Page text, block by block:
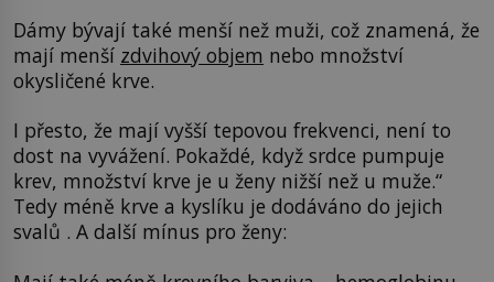
Dámy bývají také menší než muži, což znamená, že
mají menší zdvihový objem nebo množství
okysličené krve.
I přesto, že mají vyšší tepovou frekvenci, není to
dost na vyvážení. Pokaždé, když srdce pumpuje
krev, množství krve je u ženy nižší než u muže.“
Tedy méně krve a kyslíku je dodáváno do jejich
svalů . A další mínus pro ženy: